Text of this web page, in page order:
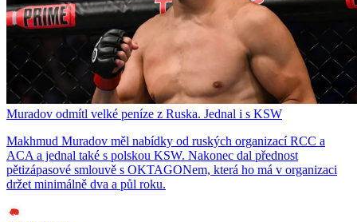
Muradov odmítl velké peníze z Ruska. Jednal i s KSW
Makhmud Muradov měl nabídky od ruských organizací RCC a
ACA a jednal také s polskou KSW. Nakonec dal přednost
pětizápasové smlouvě s OKTAGONem, která ho má v organizaci
držet minimálně dva a půl roku.